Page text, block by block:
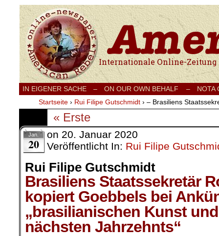
Internationale Onlinezeitung für Frieden,
IN EIGENER SACHE – ON OUR OWN BEHALF –
NOTA
Startseite › Rui Filipe Gutschmidt › – Brasiliens
« Erste
Jan.
20
on 20. Januar 2020
Veröffentlicht In: Rui Filipe
Rui Filipe Gutschmidt
Brasiliens Staatssekretär
kopiert Goebbels bei
„brasilianischen Kunst
nächsten Jahrzehnts“